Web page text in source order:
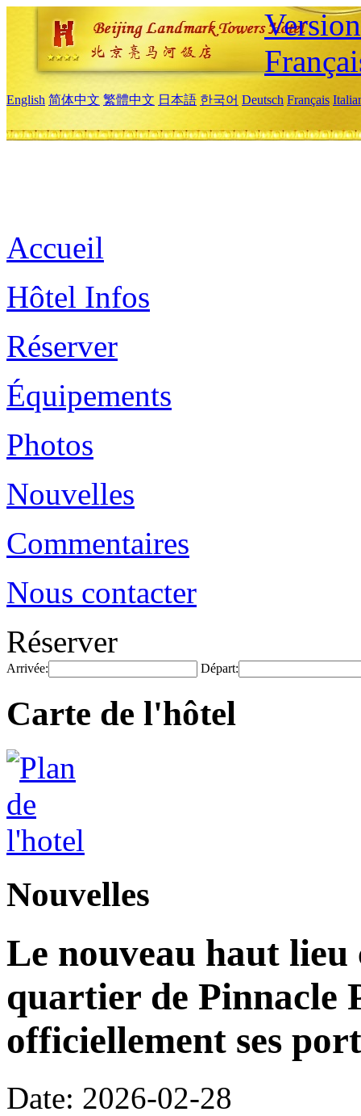
English 简体中文 繁體中文 日本語 한국어 Deutsch Français
Accueil
Hôtel Infos
Réserver
Équipements
Photos
Nouvelles
Commentaires
Nous contacter
Réserver
Arrivée: Départ:
Carte de l'hôtel
Nouvelles
Le nouveau haut
quartier de Pinnacle
officiellement ses
Date: 2026-02-28